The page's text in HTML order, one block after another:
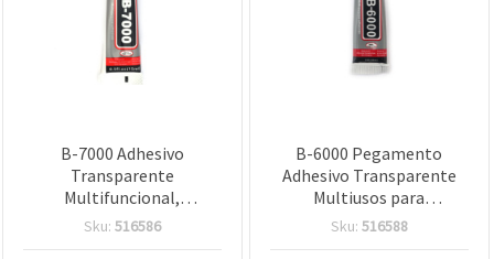
B-7000 Adhesivo
Transparente
Multifuncional,
Pegamento
Sku: 516586
B-6000 Pegamento
Adhesivo Transparente
Multiusos para
Manualidades,
Sku: 516588